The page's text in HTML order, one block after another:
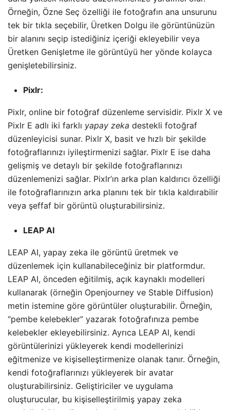
Örneğin, Özne Seç özelliği ile fotoğrafın ana unsurunu
tek bir tıkla seçebilir, Üretken Dolgu ile görüntünüzün
bir alanını seçip istediğiniz içeriği ekleyebilir veya
Üretken Genişletme ile görüntüyü her yönde kolayca
genişletebilirsiniz.
Pixlr:
Pixlr, online bir fotoğraf düzenleme servisidir. Pixlr X ve
Pixlr E adlı iki farklı yapay zeka destekli fotoğraf
düzenleyicisi sunar. Pixlr X, basit ve hızlı bir şekilde
fotoğraflarınızı iyileştirmenizi sağlar. Pixlr E ise daha
gelişmiş ve detaylı bir şekilde fotoğraflarınızı
düzenlemenizi sağlar. Pixlr’ın arka plan kaldırıcı özelliği
ile fotoğraflarınızın arka planını tek bir tıkla kaldırabilir
veya şeffaf bir görüntü oluşturabilirsiniz.
LEAP AI
LEAP AI, yapay zeka ile görüntü üretmek ve
düzenlemek için kullanabileceğiniz bir platformdur.
LEAP AI, önceden eğitilmiş, açık kaynaklı modelleri
kullanarak (örneğin Openjourney ve Stable Diffusion)
metin istemine göre görüntüler oluşturabilir. Örneğin,
“pembe kelebekler” yazarak fotoğrafınıza pembe
kelebekler ekleyebilirsiniz. Ayrıca LEAP AI, kendi
görüntülerinizi yükleyerek kendi modellerinizi
eğitmenize ve kişiselleştirmenize olanak tanır. Örneğin,
kendi fotoğraflarınızı yükleyerek bir avatar
oluşturabilirsiniz. Geliştiriciler ve uygulama
oluşturucular, bu kişiselleştirilmiş yapay zeka